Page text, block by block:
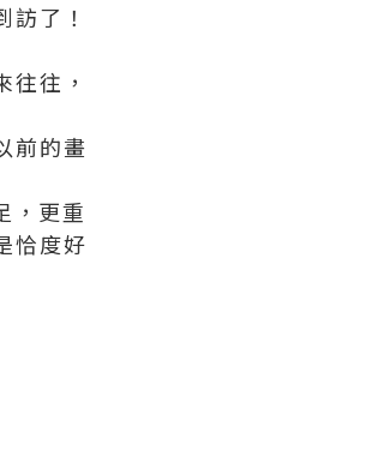
了！
往，
前的畫
，更重
恰度好